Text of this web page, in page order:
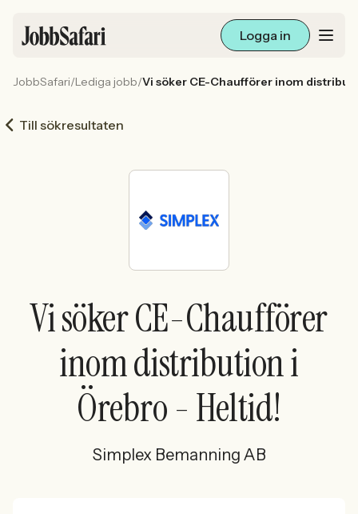
Logga in
Arbetsliv och karriär
För arbetsgivare
Sök med AI
Ny här? Skapa konto
JobbSafari/Lediga jobb/Vi söker CE-Chaufförer inom
Till sökresultaten
Vi söker CE-Chaufförer
inom distribution i
Örebro - Heltid!
Simplex Bemanning AB